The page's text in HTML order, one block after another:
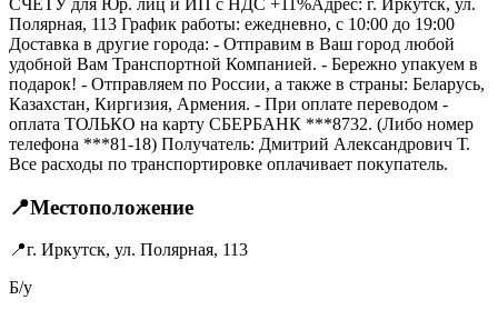
СЧЁТУ для Юр. лиц и ИП с НДС +11%Адрес: г. Иркутск, ул.
Полярная, 113 График работы: ежедневно, с 10:00 до 19:00
Доставка в другие города: - Отправим в Ваш город любой
удобной Вам Транспортной Компанией. - Бережно упакуем в
подарок! - Отправляем по России, а также в страны: Беларусь,
Казахстан, Киргизия, Армения. - При оплате переводом -
оплата ТОЛЬКО на карту СБЕРБАНК ***8732. (Либо номер
телефона ***81-18) Получатель: Дмитрий Александрович Т.
Все расходы по транспортировке оплачивает покупатель.
📍Местоположение
📍г. Иркутск, ул. Полярная, 113
Б/у